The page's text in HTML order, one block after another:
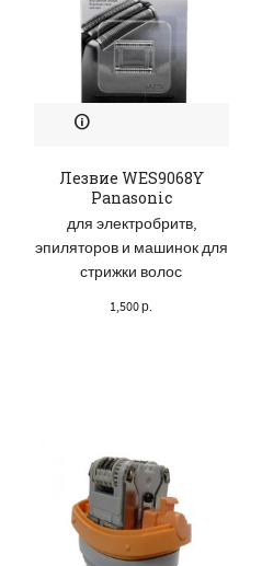
Лезвие WES9068Y
Panasonic
для электробритв,
эпиляторов и машинок для
стрижки волос
1,500р.